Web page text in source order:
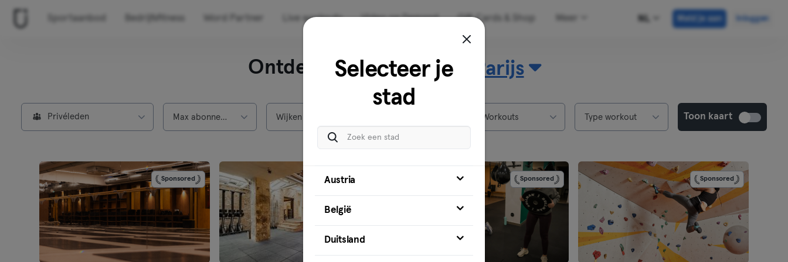
Live workouts Video on Demand Gift Cards & Shop NL Meld je aan Inloggen
Ontdek onze locaties in Parijs
Privéleden Max abonnement Wijken Workouts Type workout Toon kaart
Sponsored Sponsored Sponsored Sponsored
Selecteer je
stad
Austria
België
Duitsland